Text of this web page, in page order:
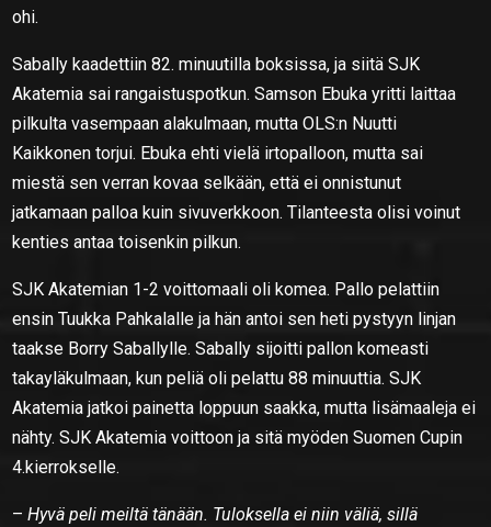
ohi.
Sabally kaadettiin 82. minuutilla boksissa, ja siitä SJK
Akatemia sai rangaistuspotkun. Samson Ebuka yritti laittaa
pilkulta vasempaan alakulmaan, mutta OLS:n Nuutti
Kaikkonen torjui. Ebuka ehti vielä irtopalloon, mutta sai
miestä sen verran kovaa selkään, että ei onnistunut
jatkamaan palloa kuin sivuverkkoon. Tilanteesta olisi voinut
kenties antaa toisenkin pilkun.
SJK Akatemian 1-2 voittomaali oli komea. Pallo pelattiin
ensin Tuukka Pahkalalle ja hän antoi sen heti pystyyn linjan
taakse Borry Saballylle. Sabally sijoitti pallon komeasti
takayläkulmaan, kun peliä oli pelattu 88 minuuttia. SJK
Akatemia jatkoi painetta loppuun saakka, mutta lisämaaleja ei
nähty. SJK Akatemia voittoon ja sitä myöden Suomen Cupin
4.kierrokselle.
–Hyvä peli meiltä tänään. Tuloksella ei niin väliä, sillä